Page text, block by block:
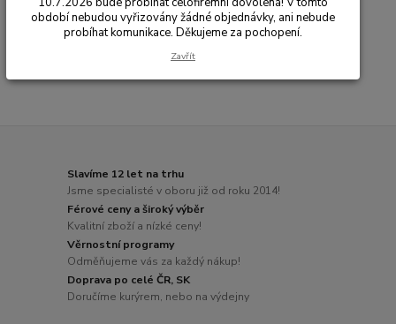
Plastelíny a modelovací hmoty
Slavíme 12 let na trhu
Jsme specialisté v oboru již od roku 2014!
Férové ceny a široký výběr
Kvalitní zboží a nízké ceny!
Věrnostní programy
Odměňujeme vás za každý nákup!
Doprava po celé ČR, SK
Doručíme kurýrem, nebo na výdejny
období nebudou vyřizovány žádné objednávky, ani nebude
probíhat komunikace. Děkujeme za pochopení.
Zavřít